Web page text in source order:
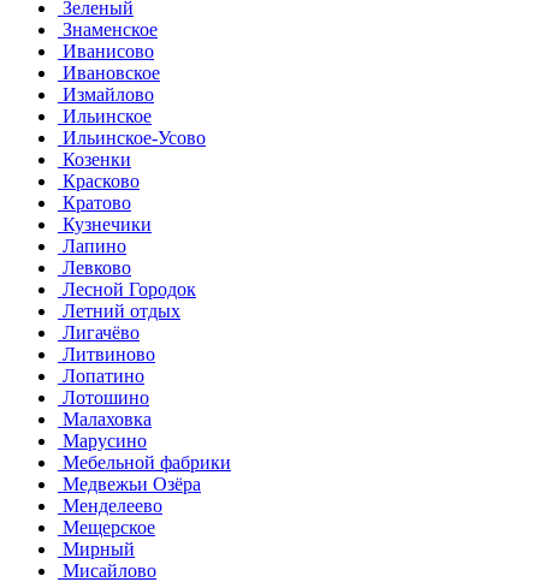
Зеленый
Знаменское
Иванисово
Ивановское
Измайлово
Ильинское
Ильинское-Усово
Козенки
Красково
Кратово
Кузнечики
Лапино
Левково
Лесной Городок
Летний отдых
Лигачёво
Литвиново
Лопатино
Лотошино
Малаховка
Марусино
Мебельной фабрики
Медвежьи Озёра
Менделеево
Мещерское
Мирный
Мисайлово